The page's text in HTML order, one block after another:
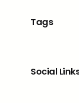
Tags
Social